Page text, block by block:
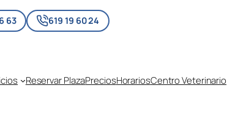
63 619 19 60 24
Reservar PlazaPreciosHorariosCentro Veterinario